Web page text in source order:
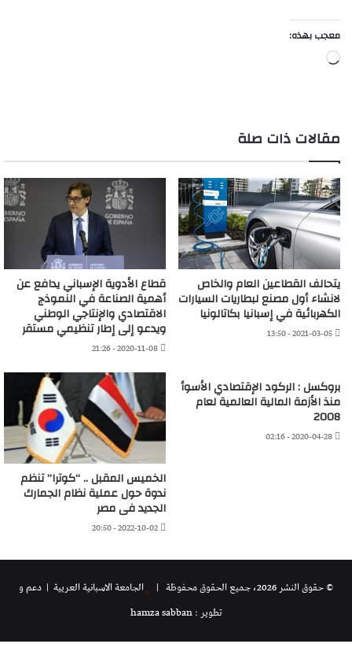
معجب بهذه:
جاري
مقالات ذات صلة
يتحالف القطاعين العام والخاص
لانشاء أول مصنع لبطاريات السيارات
الكهربائية في إسبانيا بكاتالونيا
2021-03-05 - 13:50
قطاع الأدوية الإسباني يدافع عن
أهمية الصناعة في النموذج
الاقتصادي والإنتاجي الوطني
ويدعو إلى إطار تنظيمي مستقر
2020-11-08 - 21:26
بروكسل : الركود الإقتصادي الأسوأ
منذ الأزمة المالية العالمية لعام
2008
2020-04-28 - 02:16
الخميس المقبل .. “كوترا” تنظم
ندوة حول عملية نظام الجمارك
الجديد فى مصر
2022-10-02 - 20:50
© حقوق النشر 2026، جميع الحقوق محفوظة | الجامعة الاسبانية العريية | دعم و
تطوير : hamza sabban